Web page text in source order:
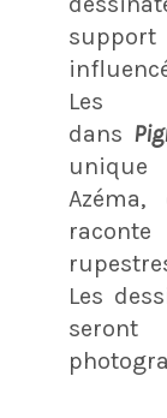
Les
dans
Les